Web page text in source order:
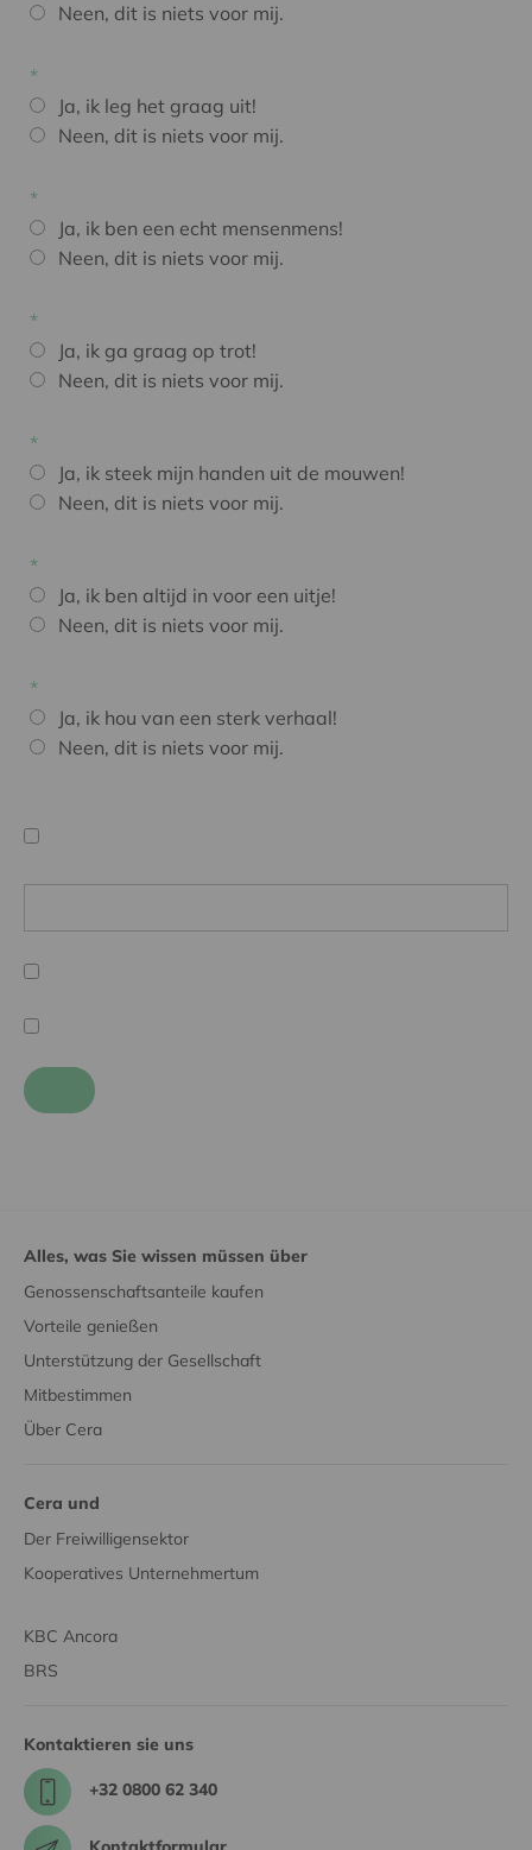
Neen, dit is niets voor mij.
Ja, ik leg het graag uit!
Neen, dit is niets voor mij.
Ja, ik ben een echt mensenmens!
Neen, dit is niets voor mij.
Ja, ik ga graag op trot!
Neen, dit is niets voor mij.
Ja, ik steek mijn handen uit de mouwen!
Neen, dit is niets voor mij.
Ja, ik ben altijd in voor een uitje!
Neen, dit is niets voor mij.
Ja, ik hou van een sterk verhaal!
Neen, dit is niets voor mij.
Alles, was Sie wissen müssen über
Genossenschaftsanteile kaufen
Vorteile genießen
Unterstützung der Gesellschaft
Mitbestimmen
Über Cera
Cera und
Der Freiwilligensektor
Kooperatives Unternehmertum
KBC Ancora
BRS
Kontaktieren sie uns
+32 0800 62 340